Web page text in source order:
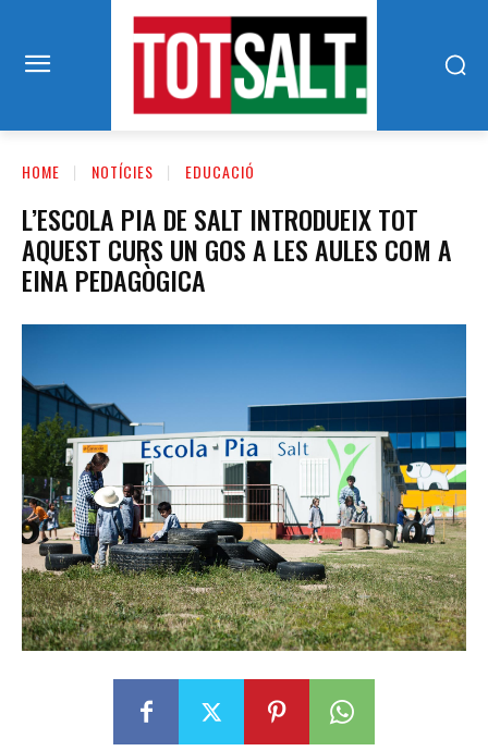
HOME NOTÍCIES EDUCACIÓ
L’ESCOLA PIA DE SALT INTRODUEIX TOT
AQUEST CURS UN GOS A LES AULES COM A
EINA PEDAGÒGICA